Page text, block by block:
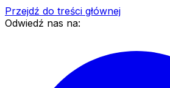
Przejdź do treści głównej
Odwiedź nas na: